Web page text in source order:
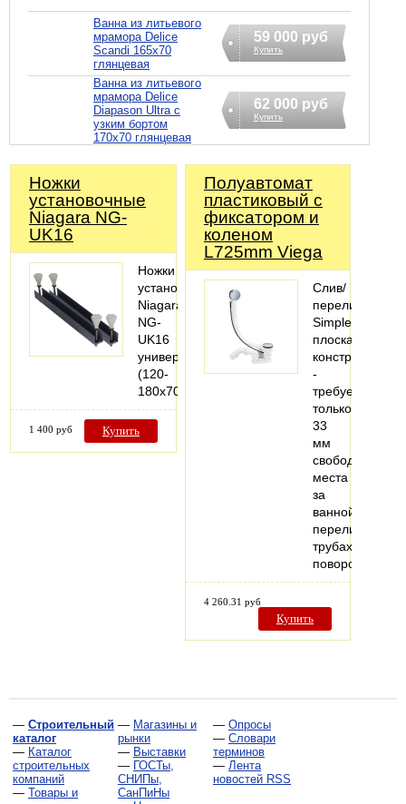
Ванна из литьевого
мрамора Delice
Scandi 165х70
глянцевая
59 000 руб
Купить
Ванна из литьевого
мрамора Delice
Diapason Ultra с
узким бортом
170х70 глянцевая
62 000 руб
Купить
Ножки
установочные
Niagara NG-
UK16
Ножки
установочные
Niagara
NG-
UK16
универсал.
(120-
180х70см.)
1 400 руб Купить
Полуавтомат
пластиковый с
фиксатором и
коленом
L725mm Viega
Слив/
перелив
Simplex
плоская
конструкция
-
требуется
только
33
мм
свободного
места
за
переливная
поворотная…
4 260.31 руб
Купить
— Строительный
каталог
— Каталог
строительных
компаний
— Товары и
— Магазины и
рынки
— Выставки
— ГОСТы,
СНИПы,
СанПиНы
— Опросы
— Словари
терминов
— Лента
новостей RSS